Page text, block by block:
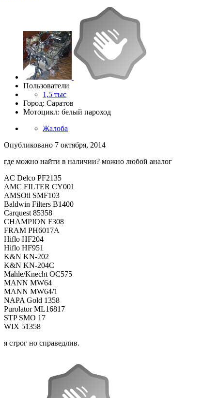
Пользователи
1,5 тыс
Город: Саратов
Мотоцикл: белый пароход
Жалоба
Опубликовано 7 октября, 2014
где можно найти в наличии? можно любой аналог
AC Delco PF2135
AMC FILTER CY001
AMSOil SMF103
Baldwin Filters B1400
Carquest 85358
CHAMPION F308
FRAM PH6017A
Hiflo HF204
Hiflo HF951
K&N KN-202
K&N KN-204C
Mahle/Knecht OC575
MANN MW64
MANN MW64/1
NAPA Gold 1358
Purolator ML16817
STP SMO 17
WIX 51358
я строг но справедлив.